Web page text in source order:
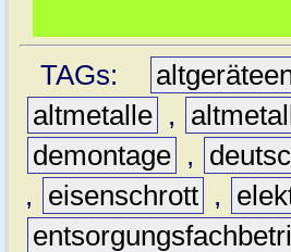
TAGs:
altmetalle ,
demontage ,
,
eisenschrott ,